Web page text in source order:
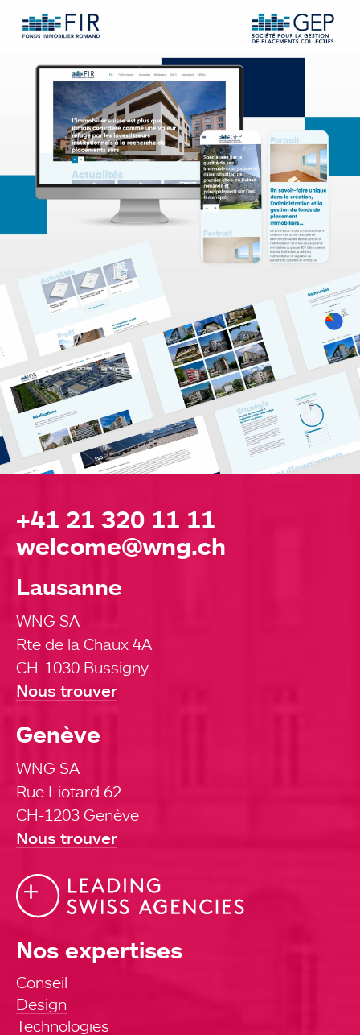
Expertises
Références
Actualités
Digital Trends
Produits
Contact
+41 21 320 11 11
welcome@wng.ch
Lausanne
WNG SA
Rte de la Chaux 4A
CH-1030 Bussigny
Nous trouver
Genève
WNG SA
Rue Liotard 62
CH-1203 Genève
Nous trouver
Nos expertises
Conseil
Design
Technologies